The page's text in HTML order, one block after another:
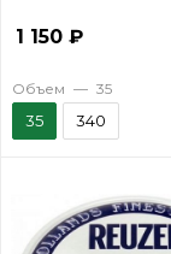
1 150 ₽
Объем — 35
35 340